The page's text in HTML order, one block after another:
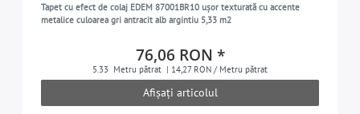
Tapet cu efect de colaj EDEM 87001BR10 ușor texturată cu accente
metalice culoarea gri antracit alb argintiu 5,33 m2
76,06 RON *
5.33 Metru pătrat | 14,27 RON / Metru pătrat
Afișați articolul